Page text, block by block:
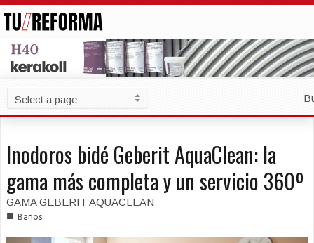
Inodoros bidé Geberit AquaClean: la
gama más completa y un servicio 360º
GAMA GEBERIT AQUACLEAN
■ Baños